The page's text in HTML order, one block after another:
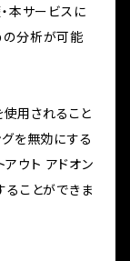
本サービスに
の分析が可能
用されること
グを無効にする
ウト アドオン
ることができま